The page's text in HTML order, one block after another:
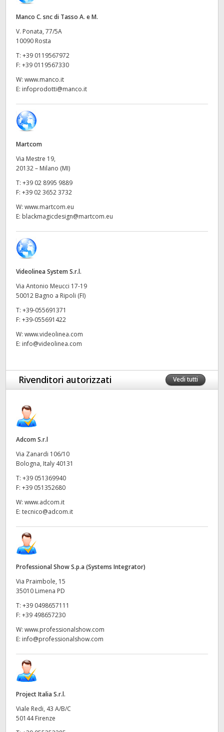
Mexico
Malaysia
Netherlands
New Zealand
Portugal
Singapore
South Africa
Spain
Sweden
Turkey
UAE
Ukraine
United Kingdom
Manco C. snc di Tasso A. e M.
V. Ponata, 77/5A
10090 Rosta
T: +39 0119567972
F: +39 0119567330
W: www.manco.it
E: infoprodotti@manco.it
Martcom
Via Mestre 19,
20132 – Milano (MI)
T: +39 02 8995 9889
F: +39 02 3652 3732
W: www.martcom.eu
E: blackmagicdesign@martcom.eu
Videolinea System S.r.l.
Via Antonio Meucci 17-19
50012 Bagno a Ripoli (FI)
T: +39-055691371
F: +39-055691422
W: www.videolinea.com
E: info@videolinea.com
Rivenditori autorizzati Vedi tutti
Adcom S.r.l
Via Zanardi 106/10
Bologna, Italy 40131
T: +39 051369940
F: +39 051352680
W: www.adcom.it
E: tecnico@adcom.it
Professional Show S.p.a (Systems Integrator)
Via Praimbole, 15
35010 Limena PD
T: +39 0498657111
F: +39 498657230
W: www.professionalshow.com
E: info@professionalshow.com
Project Italia S.r.l.
Viale Redi, 43 A/B/C
50144 Firenze